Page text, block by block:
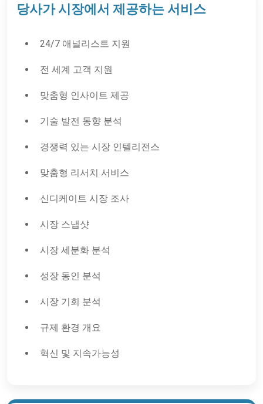
당사가 시장에서 제공하는 서비스
24/7 애널리스트 지원
전 세계 고객 지원
맞춤형 인사이트 제공
기술 발전 동향 분석
경쟁력 있는 시장 인텔리전스
맞춤형 리서치 서비스
신디케이트 시장 조사
시장 스냅샷
시장 세분화 분석
성장 동인 분석
시장 기회 분석
규제 환경 개요
혁신 및 지속가능성